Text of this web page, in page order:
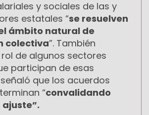
y sociales de las y
estatales “se resuelven
ámbito natural de
colectiva”. También
de algunos sectores
participan de esas
que los acuerdos
“convalidando